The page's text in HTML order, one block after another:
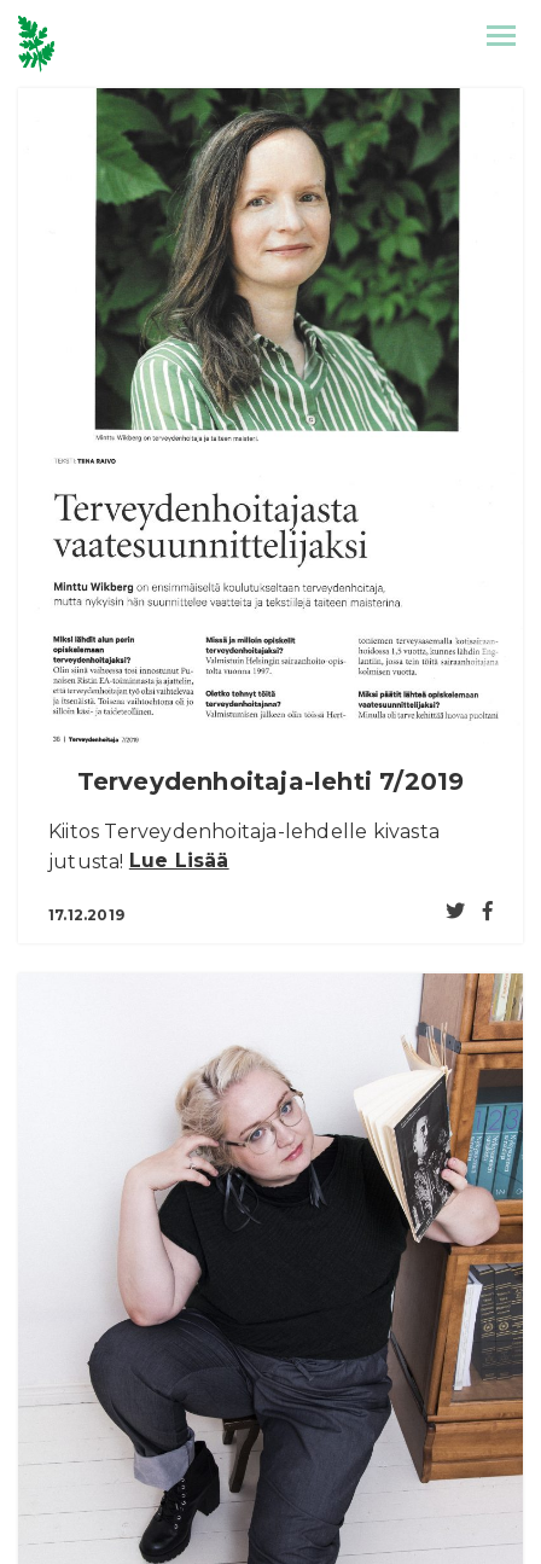
Mallisto
Puronen
Referenssit
Suunnittelu
Yhteystiedot
In English
Terveydenhoitaja-lehti 7/2019
Kiitos Terveydenhoitaja-lehdelle kivasta
jutusta! Lue Lisää
17.12.2019